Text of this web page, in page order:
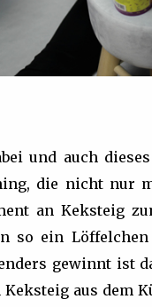
und auch
die nicht nur
an Keksteig
so ein
gewinnt ist
aus dem